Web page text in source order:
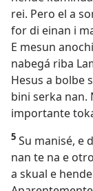
rei. Pero el a
for di einan i
E mesun
nabegá riba
Hesus a bolbe
bini serka nan.
importante
5 Su manisé, e
nan te na e
a skual e